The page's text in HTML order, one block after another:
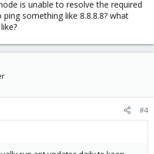
is unable to resolve the required
something like 8.8.8.8? what
#4